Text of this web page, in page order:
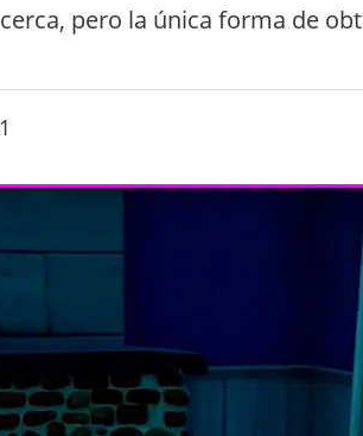
pero la única forma de